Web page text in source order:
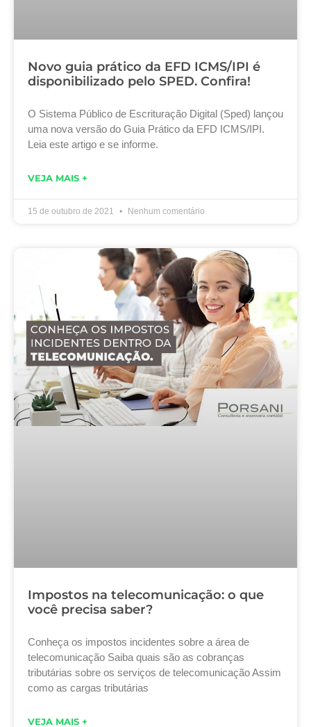
Novo guia prático da EFD ICMS/IPI é
disponibilizado pelo SPED. Confira!
O Sistema Público de Escrituração Digital (Sped) lançou
uma nova versão do Guia Prático da EFD ICMS/IPI.
Leia este artigo e se informe.
VEJA MAIS +
15 de outubro de 2021 Nenhum comentário
Impostos na telecomunicação: o que
você precisa saber?
Conheça os impostos incidentes sobre a área de
telecomunicação Saiba quais são as cobranças
tributárias sobre os serviços de telecomunicação Assim
como as cargas tributárias
VEJA MAIS +